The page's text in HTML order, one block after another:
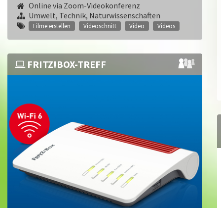
Online via Zoom-Videokonferenz
Umwelt, Technik, Naturwissenschaften
Filme erstellen Videoschnitt Video Videos
FRITZ!BOX-TREFF